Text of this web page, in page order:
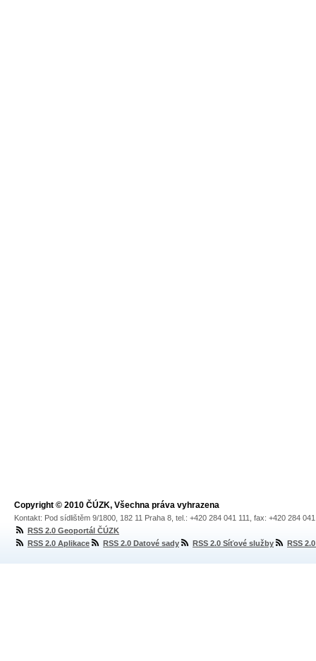
Copyright © 2010 ČÚZK, Všechna práva vyhrazena
Kontakt: Pod sídlištěm 9/1800, 182 11 Praha 8, tel.: +420 284 041 111, fax: +420 284
RSS 2.0 Geoportál ČÚZK
RSS 2.0 Aplikace
RSS 2.0 Datové sady RSS 2.0 Síťové služby RSS